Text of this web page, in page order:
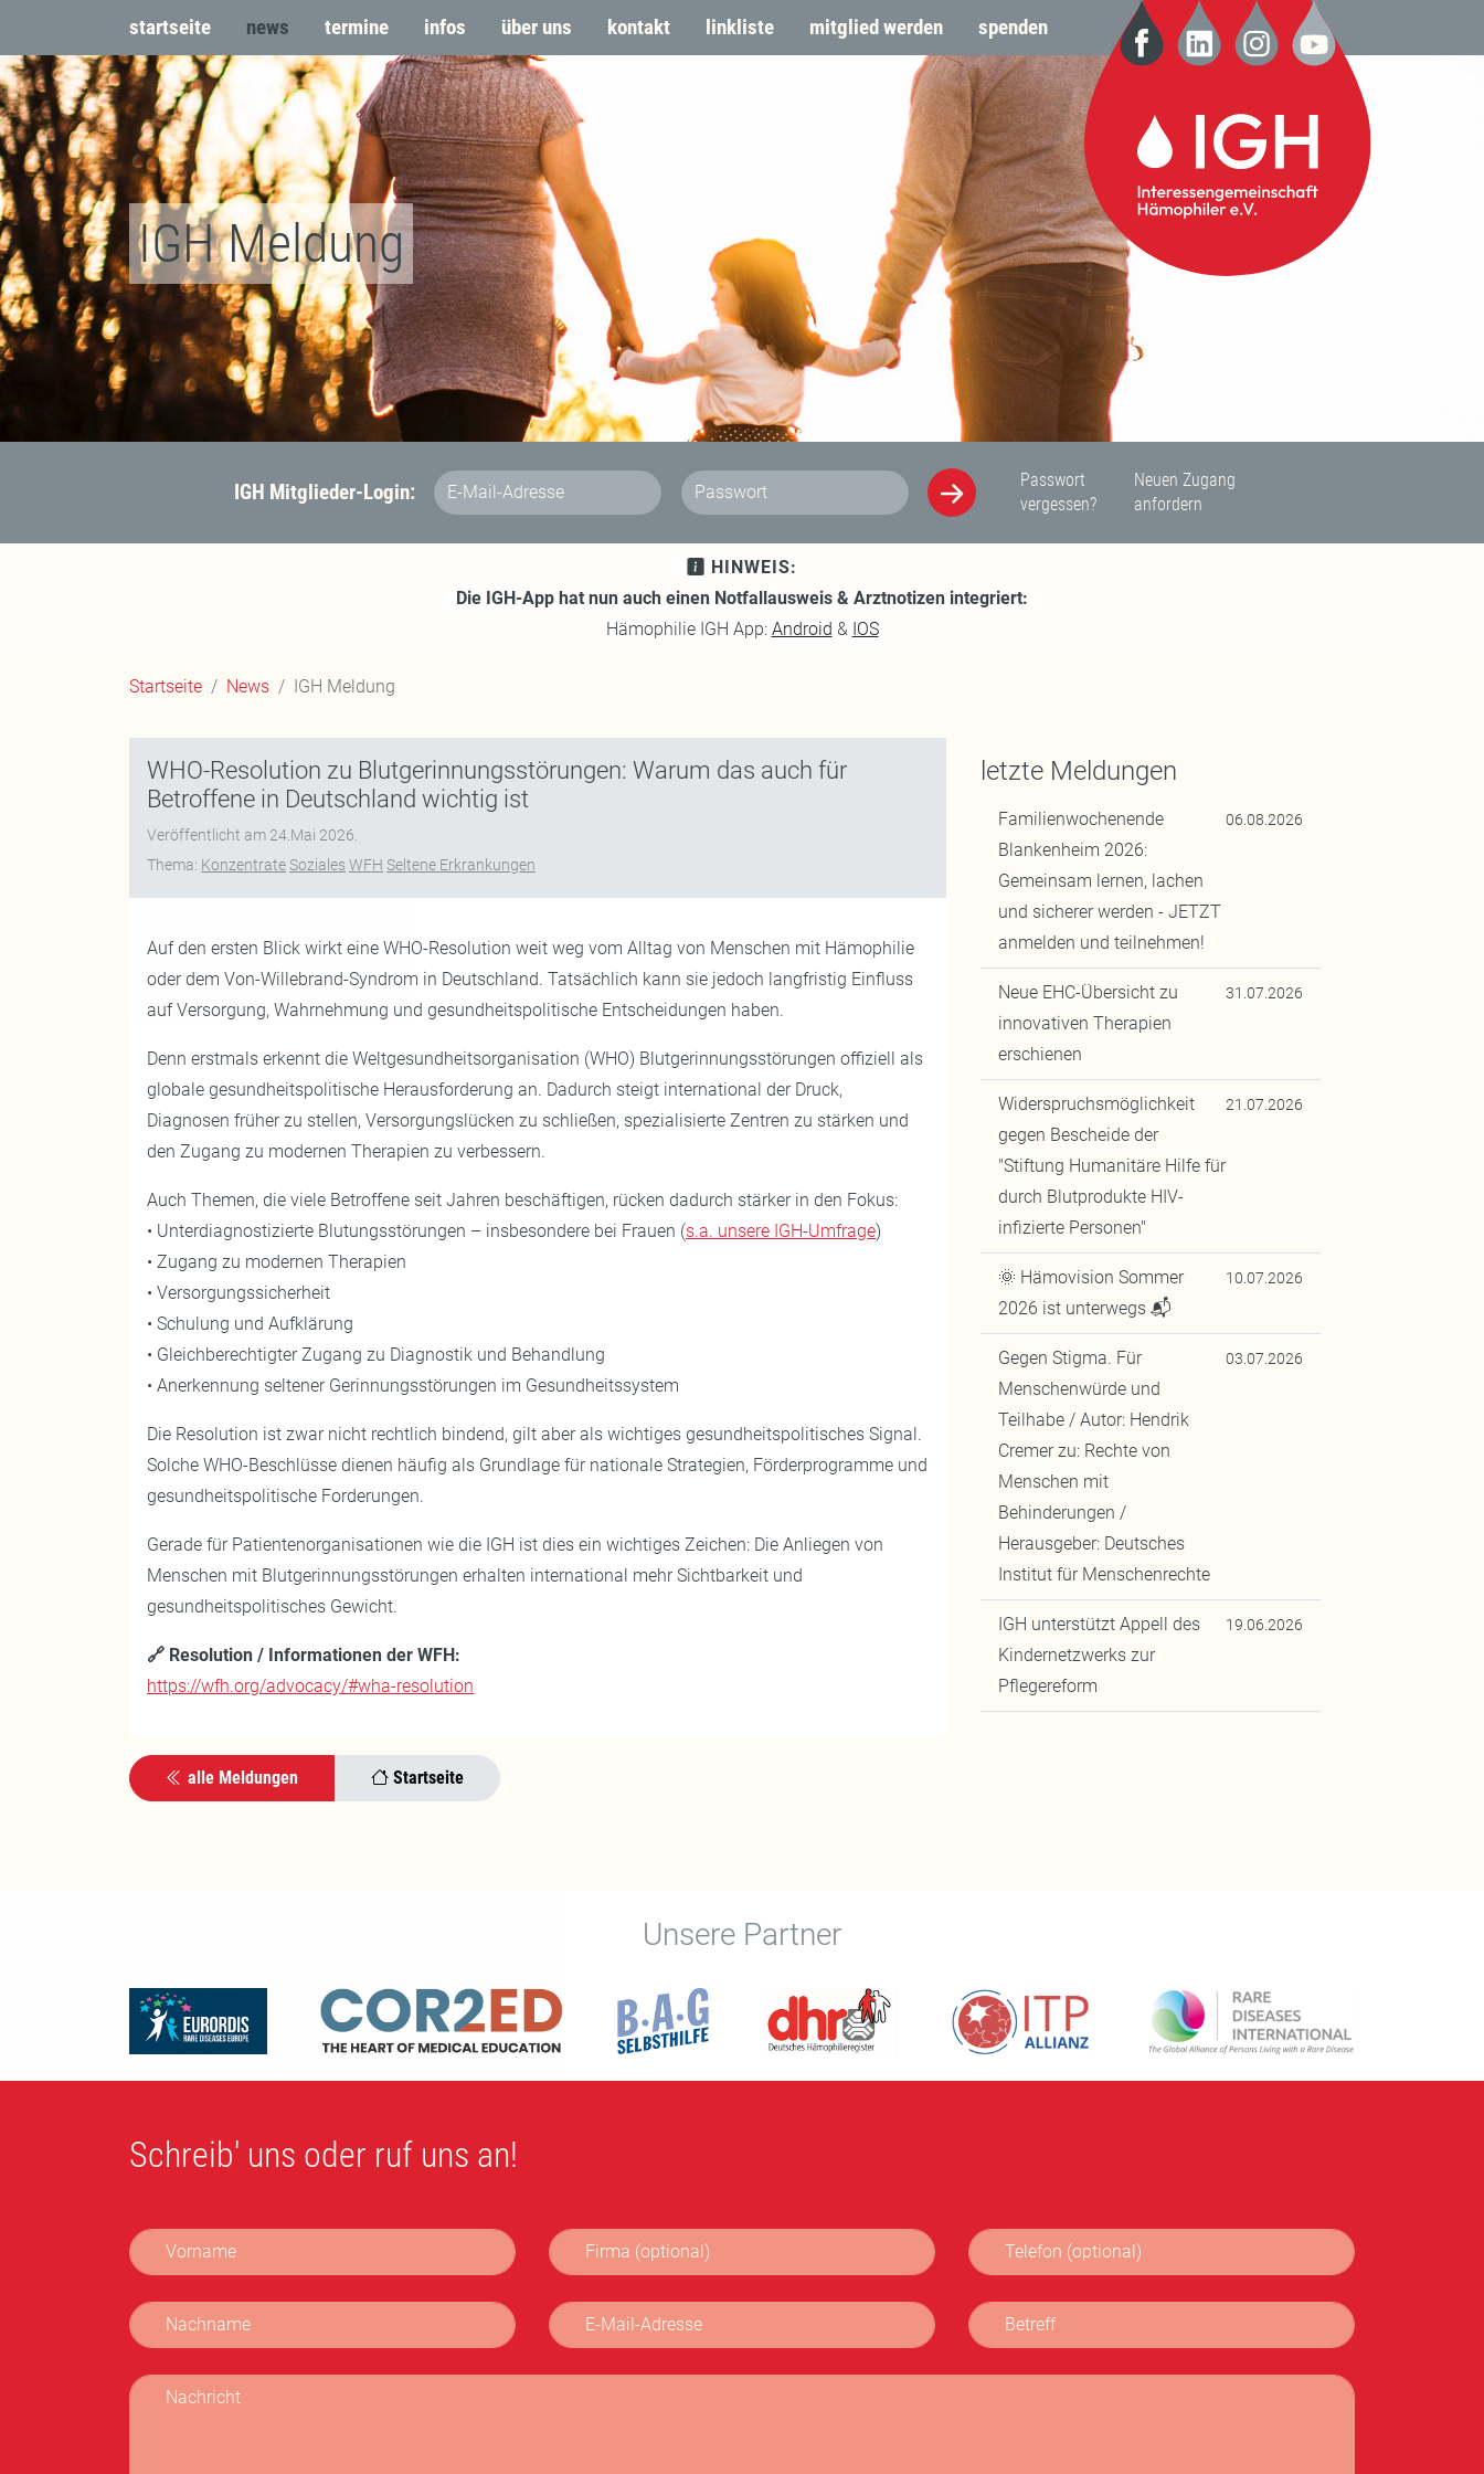
startseite news termine infos über uns kontakt linkliste mitglied werden spenden
IGH Meldung
IGH Mitglieder-Login:
E-Mail-Adresse Passwort
Passwort
vergessen?
Neuen Zugang
anfordern
HINWEIS:
Die IGH-App hat nun auch einen Notfallausweis & Arztnotizen integriert:
Hämophilie IGH App: Android & IOS
Startseite News IGH Meldung
WHO-Resolution zu Blutgerinnungsstörungen: Warum das auch für
Betroffene in Deutschland wichtig ist
Veröffentlicht am 24.Mai 2026
Thema: KonzentrateSozialesWFH Seltene Erkrankungen
Auf den ersten Blick wirkt eine WHO-Resolution weit weg vom Alltag von Menschen mit Hämophilie
oder dem Von-Willebrand-Syndrom in Deutschland. Tatsächlich kann sie jedoch langfristig Einfluss
auf Versorgung, Wahrnehmung und gesundheitspolitische Entscheidungen haben.
Denn erstmals erkennt die Weltgesundheitsorganisation (WHO) Blutgerinnungsstörungen offiziell als
globale gesundheitspolitische Herausforderung an. Dadurch steigt international der Druck,
Diagnosen früher zu stellen, Versorgungslücken zu schließen, spezialisierte Zentren zu stärken und
den Zugang zu modernen Therapien zu verbessern.
Auch Themen, die viele Betroffene seit Jahren beschäftigen, rücken dadurch stärker in den Fokus:
• Unterdiagnostizierte Blutungsstörungen – insbesondere bei Frauen (s.a. unsere IGH-Umfrage)
• Zugang zu modernen Therapien
• Versorgungssicherheit
• Schulung und Aufklärung
• Gleichberechtigter Zugang zu Diagnostik und Behandlung
• Anerkennung seltener Gerinnungsstörungen im Gesundheitssystem
Die Resolution ist zwar nicht rechtlich bindend, gilt aber als wichtiges gesundheitspolitisches Signal.
Solche WHO-Beschlüsse dienen häufig als Grundlage für nationale Strategien, Förderprogramme und
gesundheitspolitische Forderungen.
Gerade für Patientenorganisationen wie die IGH ist dies ein wichtiges Zeichen: Die Anliegen von
Menschen mit Blutgerinnungsstörungen erhalten international mehr Sichtbarkeit und
gesundheitspolitisches Gewicht.
🔗 Resolution / Informationen der WFH:
https://wfh.org/advocacy/#wha-resolution
letzte Meldungen
Familienwochenende
Blankenheim 2026:
Gemeinsam lernen, lachen
und sicherer werden - JETZT
anmelden und teilnehmen!
06.08.2026
Neue EHC-Übersicht zu
innovativen Therapien
erschienen
31.07.2026
Widerspruchsmöglichkeit
gegen Bescheide der
"Stiftung Humanitäre Hilfe für
durch Blutprodukte HIV-
infizierte Personen"
21.07.2026
🌞 Hämovision Sommer
2026 ist unterwegs 📬
10.07.2026
Gegen Stigma. Für
Menschenwürde und
Teilhabe / Autor: Hendrik
Cremer zu: Rechte von
Menschen mit
Behinderungen /
Herausgeber: Deutsches
Institut für Menschenrechte
03.07.2026
IGH unterstützt Appell des
Kindernetzwerks zur
Pflegereform
19.06.2026
alle Meldungen Startseite
Unsere Partner
Schreib' uns oder ruf uns an!
Vorname
Nachname
Firma (optional)
E-Mail-Adresse
Telefon (optional)
Betreff
Nachricht